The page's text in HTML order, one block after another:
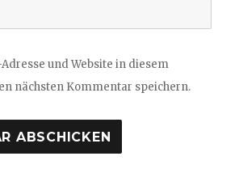
und Website in diesem
nächsten Kommentar speichern.